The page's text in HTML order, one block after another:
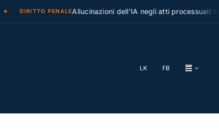
DIRITTO PENALEAllucinazioni dell’IA negli atti processuali: la
LK FB